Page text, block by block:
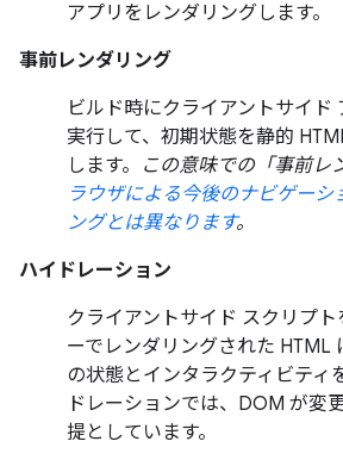
アプリをレンダリングします。
事前レンダリング
ビルド時にクライアントサイド
実行して、初期状態を静的
します。
この意味での「事前レ
ラウザによる今後のナビゲー
ングとは異なります。
ハイドレーション
クライアントサイド スクリプ
ーでレンダリングされた HTML
の状態とインタラクティビティ
ドレーションでは、DOM が変
提としています。